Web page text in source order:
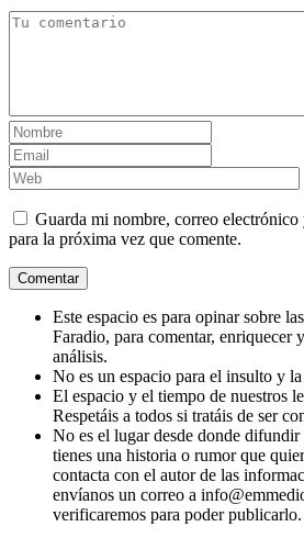
Guarda mi nombre, correo electrónico
para la próxima vez que comente.
Este espacio es para opinar sobre
Faradio, para comentar, enriquecer
análisis.
No es un espacio para el insulto y
El espacio y el tiempo de nuestros
Respetáis a todos si tratáis de ser
No es el lugar desde donde
tienes una historia o rumor que
contacta con el autor de las
envíanos un correo a
verificaremos para poder publicarlo.